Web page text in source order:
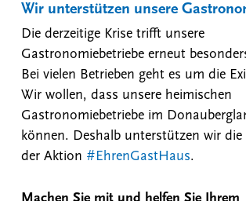
Wir unterstützen unsere
Die derzeitige Krise trifft unsere
Gastronomiebetriebe erneut
Bei vielen Betrieben geht es um die
Wir wollen, dass unsere heimischen
Gastronomiebetriebe im
können. Deshalb unterstützen wir die
der Aktion #EhrenGastHaus.